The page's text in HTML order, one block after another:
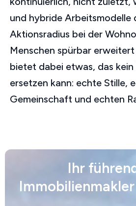
und hybride Arbeitsmodelle
Aktionsradius bei der
Menschen spürbar
bietet dabei etwas, das kein
ersetzen kann: echte Stille,
Gemeinschaft und echten
Ihr